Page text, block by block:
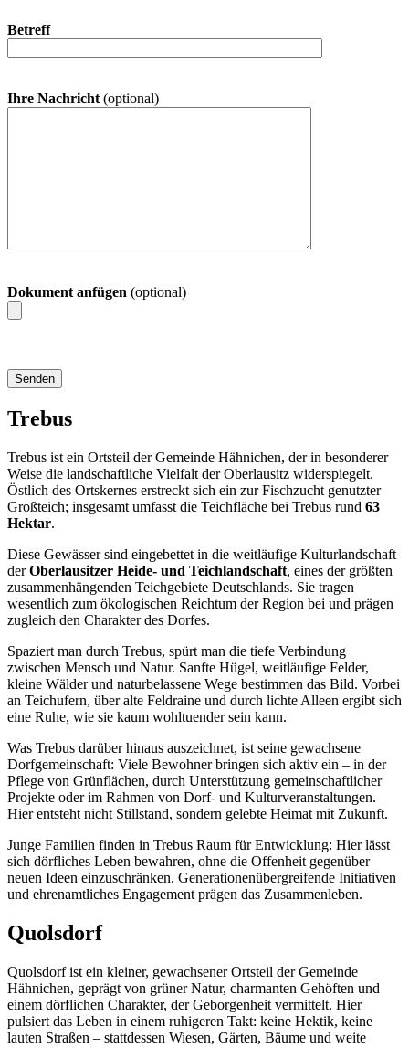
Betreff
Ihre Nachricht (optional)
Dokument anfügen (optional)
Trebus
Trebus ist ein Ortsteil der Gemeinde Hähnichen, der in besonderer
Weise die landschaftliche Vielfalt der Oberlausitz widerspiegelt.
Östlich des Ortskernes erstreckt sich ein zur Fischzucht genutzter
Großteich; insgesamt umfasst die Teichfläche bei Trebus rund 63
Hektar.
Diese Gewässer sind eingebettet in die weitläufige Kulturlandschaft
derOberlausitzer Heide- und Teichlandschaft, eines der größten
zusammenhängenden Teichgebiete Deutschlands. Sie tragen
wesentlich zum ökologischen Reichtum der Region bei und prägen
zugleich den Charakter des Dorfes.
Spaziert man durch Trebus, spürt man die tiefe Verbindung
zwischen Mensch und Natur. Sanfte Hügel, weitläufige Felder,
kleine Wälder und naturbelassene Wege bestimmen das Bild. Vorbei
an Teichufern, über alte Feldraine und durch lichte Alleen ergibt sich
eine Ruhe, wie sie kaum wohltuender sein kann.
Was Trebus darüber hinaus auszeichnet, ist seine gewachsene
Dorfgemeinschaft: Viele Bewohner bringen sich aktiv ein – in der
Pflege von Grünflächen, durch Unterstützung gemeinschaftlicher
Projekte oder im Rahmen von Dorf- und Kulturveranstaltungen.
Hier entsteht nicht Stillstand, sondern gelebte Heimat mit Zukunft.
Junge Familien finden in Trebus Raum für Entwicklung: Hier lässt
sich dörfliches Leben bewahren, ohne die Offenheit gegenüber
neuen Ideen einzuschränken. Generationenübergreifende Initiativen
und ehrenamtliches Engagement prägen das Zusammenleben.
Quolsdorf
Quolsdorf ist ein kleiner, gewachsener Ortsteil der Gemeinde
Hähnichen, geprägt von grüner Natur, charmanten Gehöften und
einem dörflichen Charakter, der Geborgenheit vermittelt. Hier
pulsiert das Leben in einem ruhigeren Takt: keine Hektik, keine
lauten Straßen – stattdessen Wiesen, Gärten, Bäume und weite